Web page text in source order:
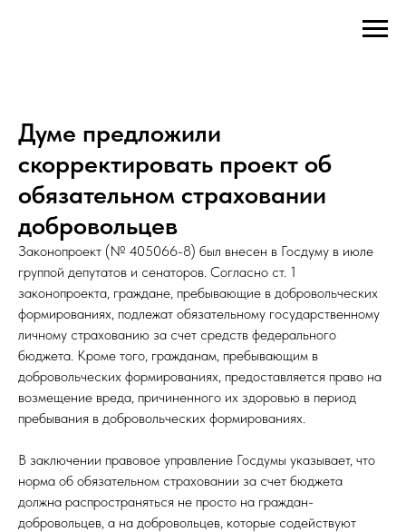
Думе предложили
скорректировать проект об
обязательном страховании
добровольцев
Законопроект (№ 405066-8) был внесен в Госдуму в июле
группой депутатов и сенаторов. Согласно ст. 1
законопроекта, граждане, пребывающие в добровольческих
формированиях, подлежат обязательному государственному
личному страхованию за счет средств федерального
бюджета. Кроме того, гражданам, пребывающим в
добровольческих формированиях, предоставляется право на
возмещение вреда, причиненного их здоровью в период
пребывания в добровольческих формированиях.
В заключении правовое управление Госдумы указывает, что
норма об обязательном страховании за счет бюджета
должна распространяться не просто на граждан-
добровольцев, а на добровольцев, которые содействуют